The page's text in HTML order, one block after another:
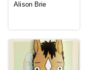
Alison Brie